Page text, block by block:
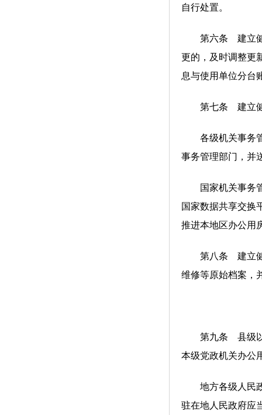
自行处置。
第六条 建立健全
更的，及时调整更
息与使用单位分台
第七条 建立健
各级机关事务管
事务管理部门，并
国家机关事务管
国家数据共享交换
推进本地区办公用
第八条 建立健全
维修等原始档案，
第九条 县级以上
本级党政机关办公
地方各级人民政
驻在地人民政府应